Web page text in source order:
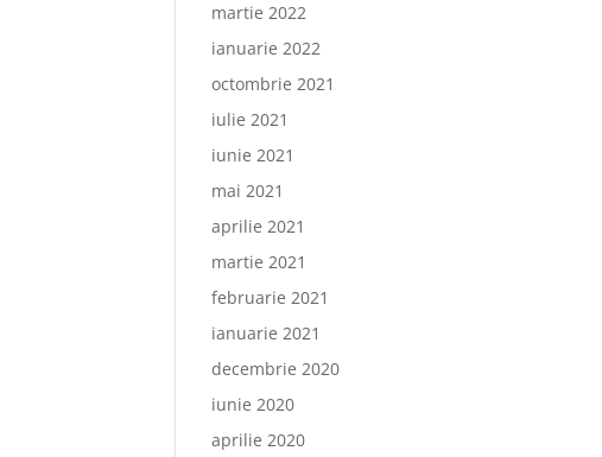
martie 2022
ianuarie 2022
octombrie 2021
iulie 2021
iunie 2021
mai 2021
aprilie 2021
martie 2021
februarie 2021
ianuarie 2021
decembrie 2020
iunie 2020
aprilie 2020